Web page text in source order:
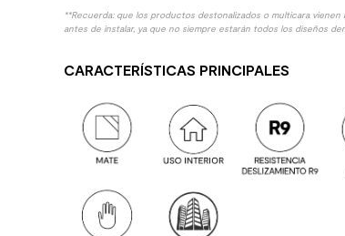
**Recuerda: que los productos destonalizados o multicara
antes de instalar, ya que no siempre estarán todos los diseños
CARACTERÍSTICAS PRINCIPALES